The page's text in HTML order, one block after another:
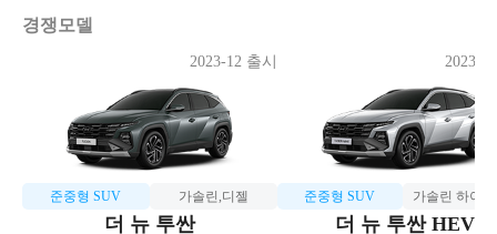
경쟁모델
준중형 SUV 가솔린,디젤
더 뉴 투싼
2023-12 출시
준중형 SUV 가솔린 하이
더 뉴 투싼 HEV
2023-